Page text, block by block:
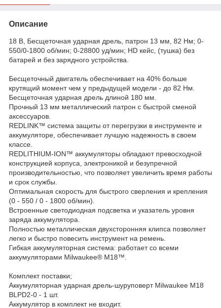
Описание
18 В, Бесщеточная ударная дрель, патрон 13 мм, 82 Нм; 0-
550/0-1800 об/мин; 0-28800 уд/мин; HD кейс, (тушка) без
батарей и без зарядного устройства.
Бесщеточный двигатель обеспечивает на 40% больше
крутящий момент чем у предыдущей модели - до 82 Нм.
Бесщеточная ударная дрель длиной 180 мм.
Прочный 13 мм металлический патрон с быстрой сменой
аксессуаров.
REDLINK™ система защиты от перегрузки в инструменте и
аккумуляторе, обеспечивает лучшую надежность в своем
классе.
REDLITHIUM-ION™ аккумуляторы обладают превосходной
конструкцией корпуса, электроникой и безупречной
производительностью, что позволяет увеличить время работы
и срок службы.
Оптимальная скорость для быстрого сверления и крепления
(0 - 550 / 0 - 1800 об/мин).
Встроенные светодиодная подсветка и указатель уровня
заряда аккумулятора.
Полностью металлическая двухсторонняя клипса позволяет
легко и быстро повесить инструмент на ремень.
Гибкая аккумуляторная система: работает со всеми
аккумуляторами Milwaukee® М18™.
Комплект поставки;
Аккумуляторная ударная дрель-шуруповерт Milwaukee M18
BLPD2-0 - 1 шт.
Аккумулятор в комплект не входит.